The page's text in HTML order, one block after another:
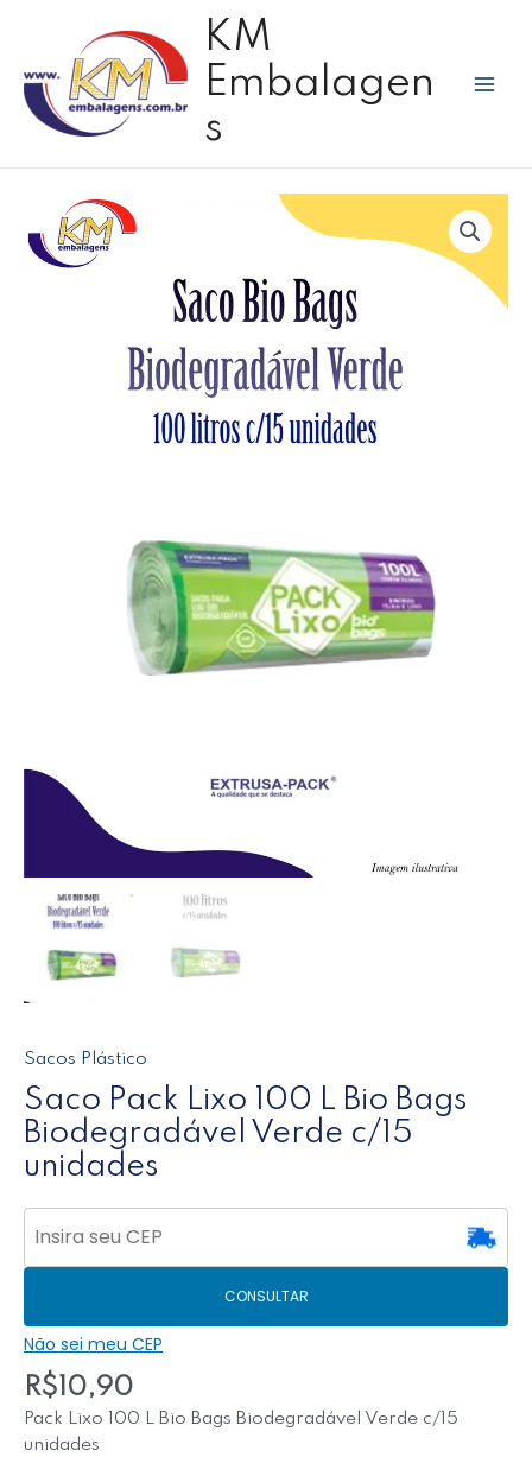
conteúdo
KM
Embalagen
s
Sacos Plástico
Saco Pack Lixo 100 L Bio Bags
Biodegradável Verde c/15
unidades
CONSULTAR
Não sei meu CEP
R$ 10,90
Pack Lixo 100 L Bio Bags Biodegradável Verde c/15
unidades
Pack
Lixo
Biodegradável